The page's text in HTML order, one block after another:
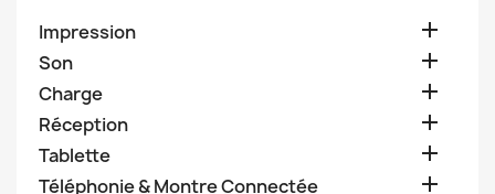
Impression 
Son 
Charge 
Réception 
Tablette 
Téléphonie & Montre Connectée 